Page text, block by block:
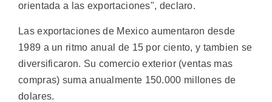
orientada a las exportaciones", declaro.
Las exportaciones de Mexico aumentaron desde
1989 a un ritmo anual de 15 por ciento, y tambien se
diversificaron. Su comercio exterior (ventas mas
compras) suma anualmente 150.000 millones de
dolares.